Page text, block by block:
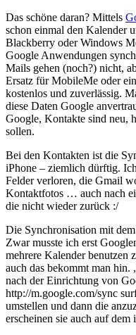
Das schöne daran? Mittels
schon einmal den Kalender
Blackberry oder Windows
Google Anwendungen
Mails gehen (noch?) nicht,
Ersatz für MobileMe oder
kostenlos und zuverlässig.
diese Daten Google
Google, Kontakte sind neu,
sollen.
Bei den Kontakten ist die
iPhone – ziemlich dürftig.
Felder verloren, die Gmail
Kontaktfotos … auch nach
die nicht wieder zurück :/
Die Synchronisation mit
Zwar musste ich erst
mehrere Kalender benutzen
auch das bekommt man
nach der Einrichtung von
http://m.google.com/sync
umstellen und dann die
erscheinen sie auch auf dem